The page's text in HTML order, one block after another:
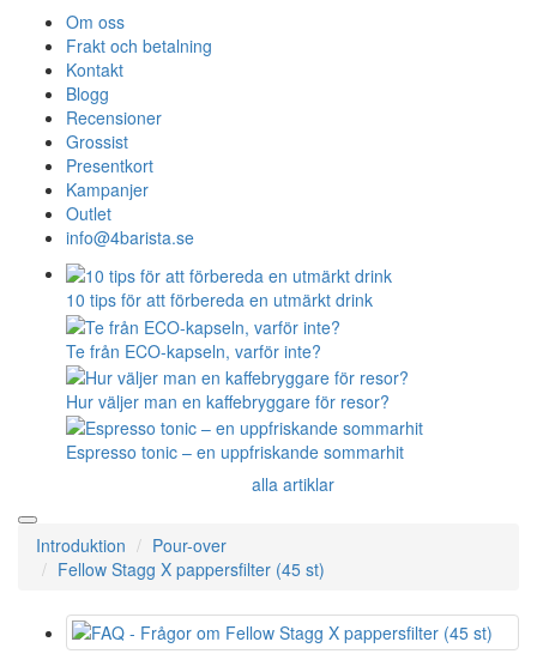
Om oss
Frakt och betalning
Kontakt
Blogg
Recensioner
Grossist
Presentkort
Kampanjer
Outlet
info@4barista.se
10 tips för att förbereda en utmärkt drink
Te från ECO-kapseln, varför inte?
Hur väljer man en kaffebryggare för resor?
Espresso tonic – en uppfriskande sommarhit
alla artiklar
Introduktion
Pour-over
Fellow Stagg X pappersfilter (45 st)